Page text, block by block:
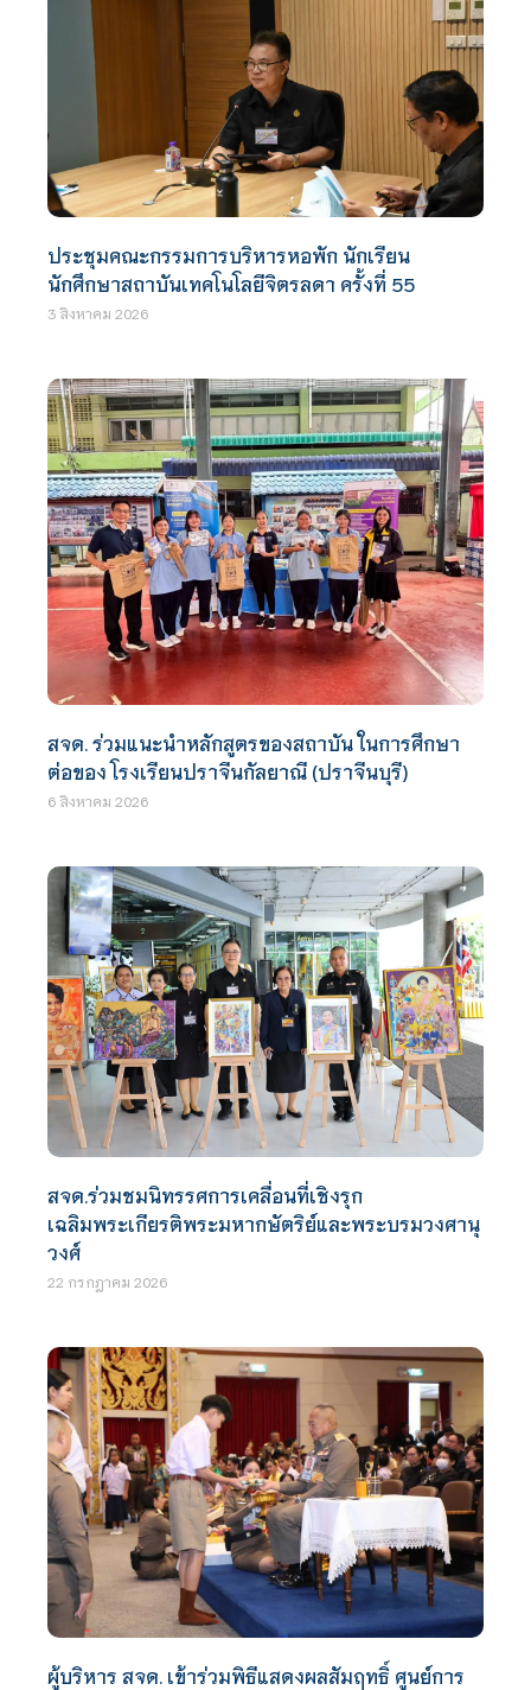
ประชุมคณะกรรมการบริหารหอพัก นักเรียน
นักศึกษาสถาบันเทคโนโลยีจิตรลดา ครั้งที่ 55
3 สิงหาคม 2026
สจด. ร่วมแนะนำหลักสูตรของสถาบัน ในการศึกษา
ต่อของ โรงเรียนปราจีนกัลยาณี (ปราจีนบุรี)
6 สิงหาคม 2026
สจด.ร่วมชมนิทรรศการเคลื่อนที่เชิงรุก
เฉลิมพระเกียรติพระมหากษัตริย์และพระบรมวงศานุ
วงศ์
22 กรกฎาคม 2026
ผู้บริหาร สจด. เข้าร่วมพิธีแสดงผลสัมฤทธิ์ ศูนย์การ